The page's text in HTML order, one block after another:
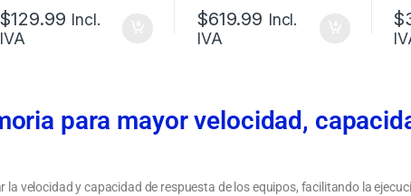
$129.99 Incl.
IVA
$619.99 Incl.
IVA
$
para mayor velocidad,
velocidad y capacidad de respuesta de los equipos, facilitando la